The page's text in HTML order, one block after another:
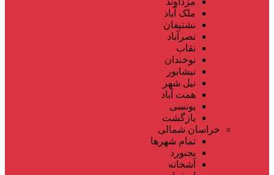
ملک آباد
نشتیفان
نصرآباد
نقاب
نوخندان
نیشابور
نیل شهر
همت آباد
یونسی
بازگشت
خراسان شمالی
تمام شهر‌ها
بجنورد
آشخانه